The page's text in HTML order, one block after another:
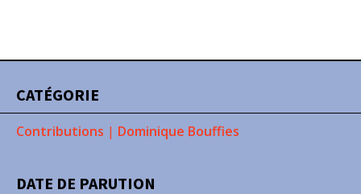
CATÉGORIE
Contributions | Dominique Bouffies
DATE DE PARUTION